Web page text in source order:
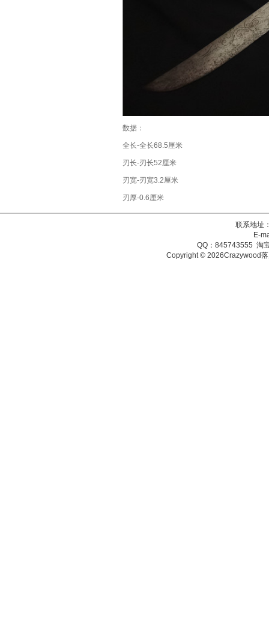
数据：
全长-全长68.5厘米
刃长-刃长52厘米
刃宽-刃宽3.2厘米
刃厚-0.6厘米
联系地址
E-
QQ：845743555 淘
Copyright © 2026Crazywood